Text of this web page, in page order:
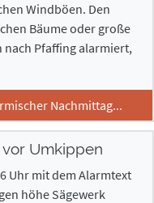
Windböen. Den
Bäume oder große
nach Pfaffing alarmiert,
Nachmittag...
Umkippen
Uhr mit dem Alarmtext
höhe Sägewerk